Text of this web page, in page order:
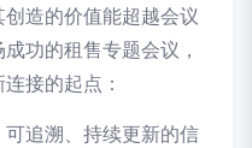
造的价值能超越会议
功的租售专题会议，
接的起点：
追溯、持续更新的信